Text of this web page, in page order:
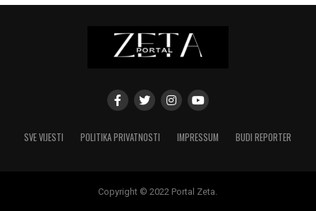
SVE VIJESTI POLITIKA PRIVATNOSTI IMPRESSUM BUDI REPORTER
Copyright © 2022 Portal Zeta.